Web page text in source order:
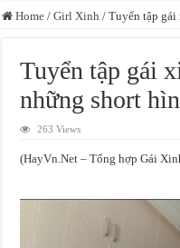
Home / Girl Xinh / Tuyển tập
Tuyển tập gái
những short
263 Views
(HayVn.Net – Tổng hợp Gái